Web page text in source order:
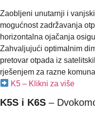
Zaobljeni unutarnji i
mogućnost zadržavanja
horizontalna ojačanja
Zahvaljujući optimalnim
pretovar otpada iz
rješenjem za razne
K5 – Klikni za više
K5S i K6S –